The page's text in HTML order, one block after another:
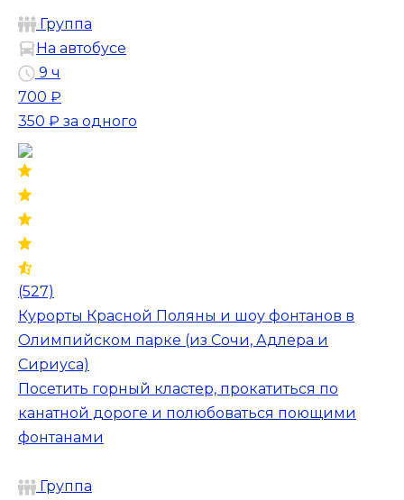
Группа
На автобусе
9 ч
700 ₽
350 ₽ за одного
(527)
Курорты Красной Поляны и шоу фонтанов в
Олимпийском парке (из Сочи, Адлера и
Сириуса)
Посетить горный кластер, прокатиться по
канатной дороге и полюбоваться поющими
фонтанами
Группа